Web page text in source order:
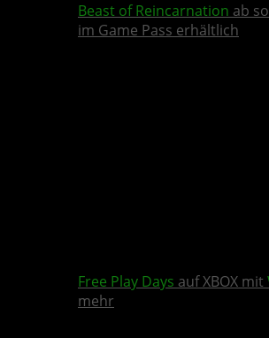
Beast of Reincarnation ab
im Game Pass erhältlich
Free Play Days auf XBOX mit
mehr